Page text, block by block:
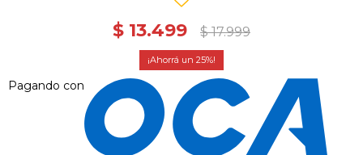
$ 13.499 $ 17.999
25
Pagando con